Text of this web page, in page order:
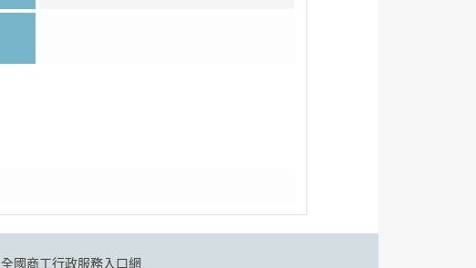
全國商工行政服務入口網